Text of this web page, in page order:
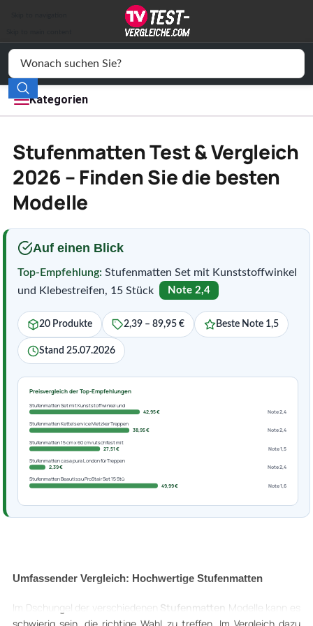
Kategorien
Elektronik
Freizeit
Wohnen
Service
Stufenmatten Test & Vergleich
2026 – Finden Sie die besten
Modelle
Auf einen Blick
Top-Empfehlung: Stufenmatten Set mit Kunststoffwinkel
und Klebestreifen, 15 Stück
Note 2,4
20 Produkte 2,39 – 89,95 € Beste Note 1,5
Stand 25.07.2026
Preisvergleich der Top-Empfehlungen
Stufenmatten Set mit Kunststoffwinkel und
42,95 €
Note 2,4
Stufenmatten Kettelservice Metzker Treppen
38,95 €
Note 2,4
Stufenmatten 15 cm x 60 cm rutschfest mit
27,51 €
Note 1,5
Stufenmatten casa pura London für Treppen
2,39 €
Note 2,4
Stufenmatten Beautissu ProStair Set 15 Stü
49,99 €
Note 1,6
Umfassender Vergleich: Hochwertige Stufenmatten
Im Dschungel der verschiedenen Stufenmatten Modelle kann es